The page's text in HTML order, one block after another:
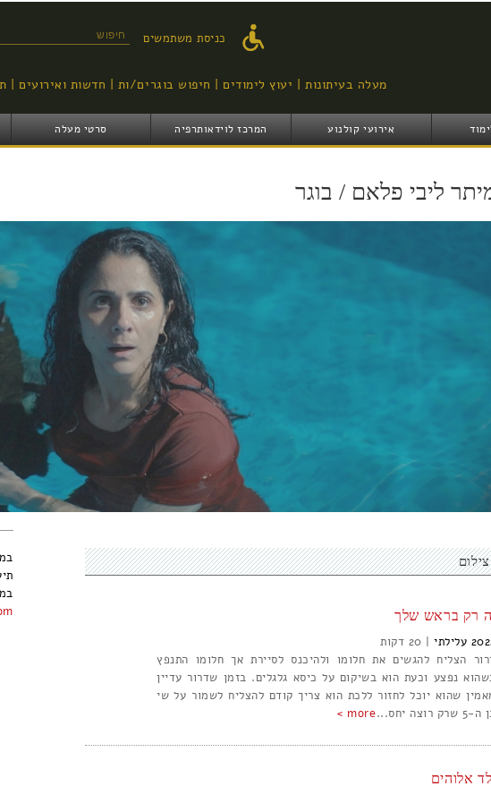
העיקרי
טופס חיפוש כניסת משתמשים
מעלה בעיתונות יעוץ לימודים חיפוש בוגרים/ות חדשות ואירועים
אירועי קולנוע המרכז לוידאותרפיה סרטי מעלה
ליבי פלאם / בוגר
צילום
רק בראש שלך
עלילתי|
20
הצליח להגשים את חלומו ולהיכנס לסיירת אך חלומו התנפץ
נפצע וכעת הוא בשיקום על כיסא גלגלים. בזמן שדרור עדיין
שהוא יוכל לחזור ללכת הוא צריך קודם להצליח לשמור על שי
שרק רוצה יחס...
more >
אלוהים